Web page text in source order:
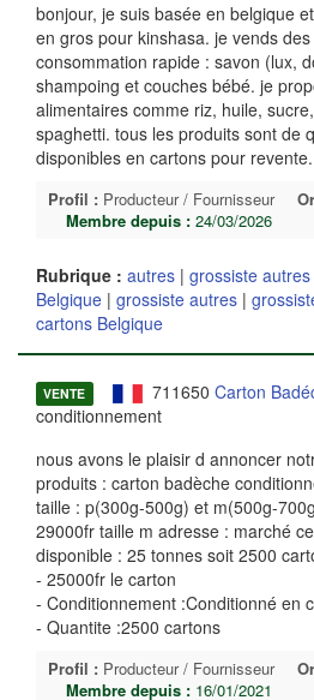
bonjour, je suis basée en belgique
en gros pour kinshasa. je vends
consommation rapide : savon (lux,
shampoing et couches bébé. je
alimentaires comme riz, huile,
spaghetti. tous les produits sont de
disponibles en cartons pour
Profil : Producteur / Fournisseur
Membre depuis : 24/03/2026
Rubrique : autres | grossiste autres
Belgique | grossiste autres |
cartons Belgique
VENTE 711650 Carton
conditionnement
nous avons le plaisir d annoncer
produits : carton badèche
taille : p(300g-500g) et m(500g-
29000fr taille m adresse : marché
disponible : 25 tonnes soit 2500
- 25000fr le carton
- Conditionnement :Conditionné en
- Quantite :2500 cartons
Profil : Producteur / Fournisseur
Membre depuis : 16/01/2021